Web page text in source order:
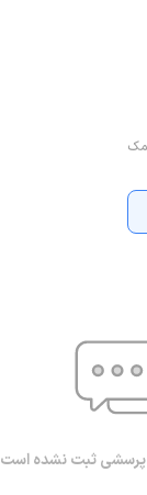
پرسشی ثبت نشده است